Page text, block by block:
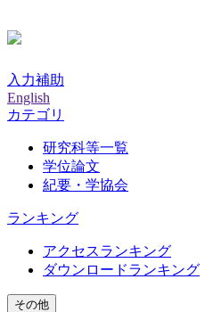
入力補助
English
カテゴリ
研究科等一覧
学位論文
紀要・学協会
ランキング
アクセスランキング
ダウンロードランキング
その他